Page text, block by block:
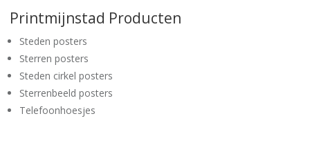
Printmijnstad Producten
Steden posters
Sterren posters
Steden cirkel posters
Sterrenbeeld posters
Telefoonhoesjes